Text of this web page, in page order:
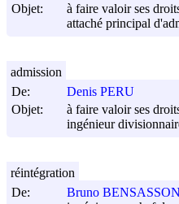
Objet:
à faire valoir ses
attaché principal
De:
Denis PERU
Objet:
à faire valoir ses
ingénieur
admission
De:
Bruno BENSASSON
réintégration